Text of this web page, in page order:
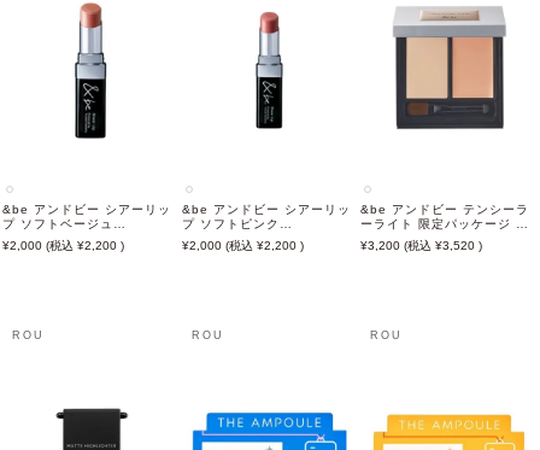
&be アンドビー シアーリッ
プ ソフトベージュ
3.5g【2026年7月新商品】
2,000 2,200
&be アンドビー シアーリッ
プ ソフトピンク
3.5g【2026年7月新商品】
2,000 2,200
&be アンドビー テンシーラ
ーライト 限定パッケージ ラ
イトベージュ&オレンジ
SPF20PA++ 2g/2g【2026
3,200 3,520
ROU ROU ROU